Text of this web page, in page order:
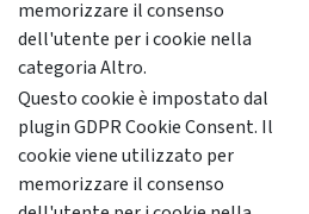
memorizzare il consenso
dell'utente per i cookie nella
categoria Altro.
Questo cookie è impostato dal
plugin GDPR Cookie Consent. Il
cookie viene utilizzato per
memorizzare il consenso